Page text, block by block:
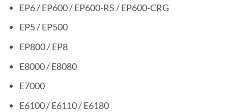
EP6 / EP600 / EP600-RS / EP600-CRG
EP5 / EP500
EP800 / EP8
E8000 / E8080
E7000
E6100 / E6110 / E6180